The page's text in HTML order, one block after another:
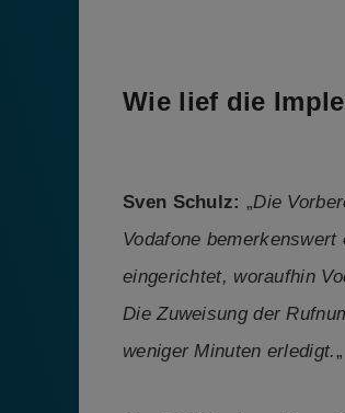
Wie lief die
Sven Schulz: „Die
Vodafone
eingerichtet, woraufhin
Die Zuweisung der
weniger Minuten erledigt.„